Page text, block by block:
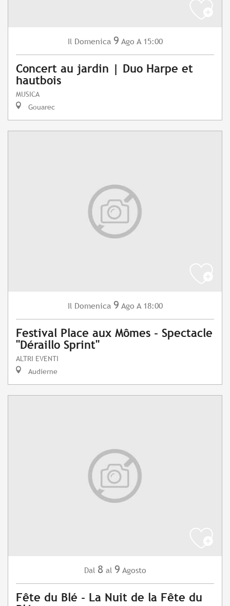
Il Domenica 9 Ago A 15:00
Concert au jardin | Duo Harpe et
hautbois
MUSICA
Gouarec
Il Domenica 9 Ago A 18:00
Festival Place aux Mômes - Spectacle
"Déraillo Sprint"
ALTRI EVENTI
Audierne
Dal 8 al 9 Agosto
Fête du Blé - La Nuit de la Fête du